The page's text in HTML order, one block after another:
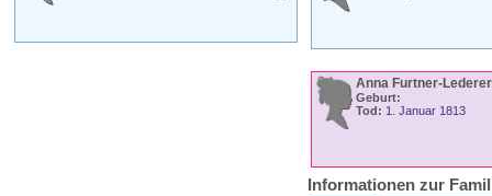
Anna Furtner-Lederer
Geburt:
Tod: 1. Januar 1813
Informationen zur